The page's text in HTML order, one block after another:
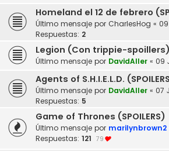
Homeland el 12 de febrero
Último mensaje por CharlesHog « 09
Respuestas: 2
Legion (Con trippie-spoillers)
Último mensaje por DavidAller « 09
Agents of S.H.I.E.L.D.
Último mensaje por DavidAller « 07
Respuestas: 5
Game of Thrones (SPOILERS)
Último mensaje por marilynbrown2
Respuestas: 121 79